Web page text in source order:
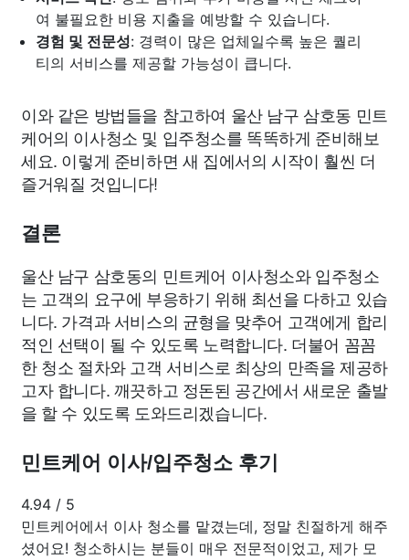
여 불필요한 비용 지출을 예방할 수 있습니다.
경험 및 전문성: 경력이 많은 업체일수록 높은 퀄리
티의 서비스를 제공할 가능성이 큽니다.
이와 같은 방법들을 참고하여 울산 남구 삼호동 민트
케어의 이사청소 및 입주청소를 똑똑하게 준비해보
세요. 이렇게 준비하면 새 집에서의 시작이 훨씬 더
즐거워질 것입니다!
결론
울산 남구 삼호동의 민트케어 이사청소와 입주청소
는 고객의 요구에 부응하기 위해 최선을 다하고 있습
니다. 가격과 서비스의 균형을 맞추어 고객에게 합리
적인 선택이 될 수 있도록 노력합니다. 더불어 꼼꼼
한 청소 절차와 고객 서비스로 최상의 만족을 제공하
고자 합니다. 깨끗하고 정돈된 공간에서 새로운 출발
을 할 수 있도록 도와드리겠습니다.
민트케어 이사/입주청소 후기
4.94 / 5
민트케어에서 이사 청소를 맡겼는데, 정말 친절하게 해주
셨어요! 청소하시는 분들이 매우 전문적이었고, 제가 모